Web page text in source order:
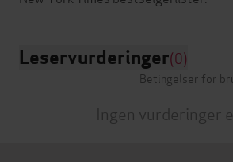
Leservurderinger(0)
Betingelser for
Ingen vurderinger